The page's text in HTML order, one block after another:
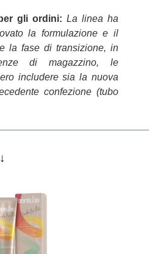
gli ordini: La linea ha
la formulazione e il
la fase di transizione, in
di magazzino, le
includere sia la nuova
confezione (tubo